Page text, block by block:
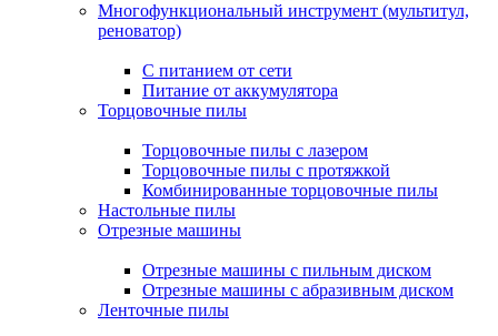
Многофункциональный инструмент (мультитул,
реноватор)
С питанием от сети
Питание от аккумулятора
Торцовочные пилы
Торцовочные пилы с лазером
Торцовочные пилы с протяжкой
Комбинированные торцовочные пилы
Настольные пилы
Отрезные машины
Отрезные машины с пильным диском
Отрезные машины с абразивным диском
Ленточные пилы